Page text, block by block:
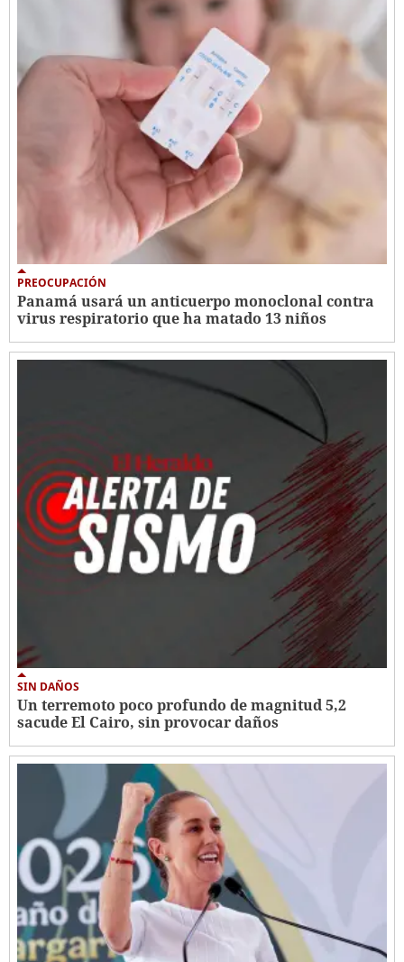
PREOCUPACIÓN
Panamá usará un anticuerpo monoclonal contra
virus respiratorio que ha matado 13 niños
SIN DAÑOS
Un terremoto poco profundo de magnitud 5,2
sacude El Cairo, sin provocar daños